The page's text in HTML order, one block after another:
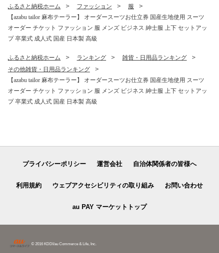
ふるさと納税ホーム ファッション
服
【azabu tailor 麻布テーラー】 オーダースーツお仕立券 国産生地使用 スーツ
オーダー チケット ファッション 服 メンズ ビジネス 紳士服 上下 セットアッ
プ 卒業式 成人式 国産 日本製 高級
ふるさと納税ホーム ランキング
雑貨・日用品ランキング
その他雑貨・日用品ランキング
【azabu tailor 麻布テーラー】 オーダースーツお仕立券 国産生地使用 スーツ
オーダー チケット ファッション 服 メンズ ビジネス 紳士服 上下 セットアッ
プ 卒業式 成人式 国産 日本製 高級
プライバシーポリシー 運営会社 自治体関係者の皆様へ
利用規約 ウェブアクセシビリティの取り組み お問い合わせ
au PAY マーケットトップ
© 2016 KDDI/au Commerce & Life, Inc.